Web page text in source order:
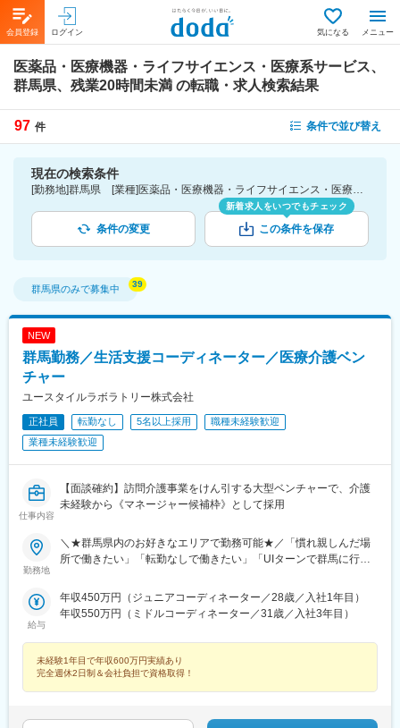
会員登録 ログイン 気になる メニュー
医薬品・医療機器・ライフサイエンス・医療系サービス、
群馬県、残業20時間未満 の転職・求人検索結果
97 件 条件で並び替え
現在の検索条件
[勤務地]群馬県 [業種]医薬品・医療機器・ライフサイエンス・医療系サービス [詳細条件](休日・働き方)残業20時間未満
条件の変更
新着求人をいつでもチェック
この条件を保存
群馬県のみで募集中
NEW
群馬勤務／生活支援コーディネーター／医療介護ベン
チャー
ユースタイルラボラトリー株式会社
正社員 転勤なし 5名以上採用
職種未経験歓迎
業種未経験歓迎
仕事内容
【面談確約】訪問介護事業をけん引する大型ベンチャーで、介護
未経験から《マネージャー候補枠》として採用
勤務地
＼★群馬県内のお好きなエリアで勤務可能★／「慣れ親しんだ場
所で働きたい」「転勤なしで働きたい」「UIターンで群馬に行き
橋市、高崎市、桐生市、伊勢崎市、太田市、沼田市、館林市、渋
川市、藤岡市、富岡市、安中市、榛東村、吉岡町、上野村、下仁
和町、千代田町、大泉町、みどり市、東吾妻町、みなかみ町、邑
楽町※希望勤務地を踏まえて配属決定します※受動喫煙対策あり＝
＝＝☆将来的に全国のご希望勤務地へUIターン可能・初期費用会
給与
年収450万円（ジュニアコーディネーター／28歳／入社1年目）
年収550万円（ミドルコーディネーター／31歳／入社3年目）
未経験1年目で年収600万円実績あり
完全週休2日制＆会社負担で資格取得！